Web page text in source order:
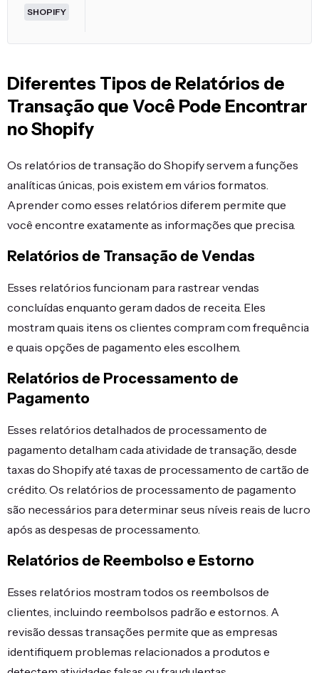
SHOPIFY
Diferentes Tipos de Relatórios de
Transação que Você Pode Encontrar
no Shopify
Os relatórios de transação do Shopify servem a funções
analíticas únicas, pois existem em vários formatos.
Aprender como esses relatórios diferem permite que
você encontre exatamente as informações que precisa.
Relatórios de Transação de Vendas
Esses relatórios funcionam para rastrear vendas
concluídas enquanto geram dados de receita. Eles
mostram quais itens os clientes compram com frequência
e quais opções de pagamento eles escolhem.
Relatórios de Processamento de
Pagamento
Esses relatórios detalhados de processamento de
pagamento detalham cada atividade de transação, desde
taxas do Shopify até taxas de processamento de cartão de
crédito. Os relatórios de processamento de pagamento
são necessários para determinar seus níveis reais de lucro
após as despesas de processamento.
Relatórios de Reembolso e Estorno
Esses relatórios mostram todos os reembolsos de
clientes, incluindo reembolsos padrão e estornos. A
revisão dessas transações permite que as empresas
identifiquem problemas relacionados a produtos e